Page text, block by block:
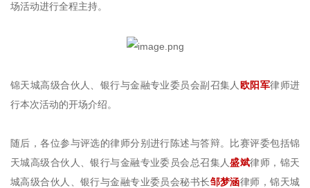
场活动进行全程主持。
锦天城高级合伙人、银行与金融专业委员会副召集人 欧阳军律师进
行本次活动的开场介绍。
随后，各位参与评选的律师分别进行陈述与答辩。比赛评委包括锦
天城高级合伙人、银行与金融专业委员会总召集人盛斌律师，锦天
城高级合伙人、银行与金融专业委员会秘书长邹梦涵律师，锦天城